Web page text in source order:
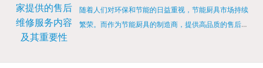
随着人们对环保和节能的日益重视，节能厨具市场持续
繁荣。而作为节能厨具的制造商，提供高品质的售后维